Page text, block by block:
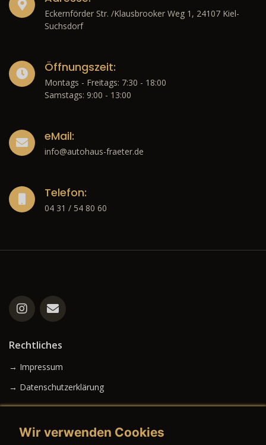
Eckernförder Str. /Klausbrooker Weg 1, 24107 Kiel-
Suchsdorf
Öffnungszeit:
Montags - Freitags: 7:30 - 18:00
Samstags: 9:00 - 13:00
eMail:
info@autohaus-fraeter.de
Telefon:
04 31 / 54 80 60
Rechtliches
→ Impressum
→ Datenschutzerklärung
Wir verwenden Cookies